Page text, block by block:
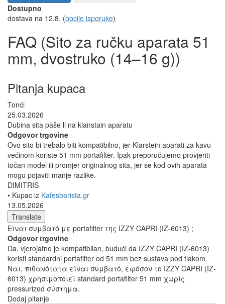
Dostupno
dostava na 12.8. (opcije isporuke)
FAQ (Sito za ručku aparata 51
mm, dvostruko (14–16 g))
Pitanja kupaca
Tonći
25.03.2026
Dubina sita paše li na klairstain aparatu
Odgovor trgovine
Ovo sito bi trebalo biti kompatibilno, jer Klarstein aparati za kavu
većinom koriste 51 mm portafilter. Ipak preporučujemo provjeriti
točan model ili promjer originalnog sita, jer se kod ovih aparata
mogu pojaviti manje razlike.
DIMITRIS
• Kupac iz Kafesbarista.gr
13.05.2026
Translate
Είναι συμβατό με portafilter της IZZY CAPRI (IZ-6013) ;
Odgovor trgovine
Da, vjerojatno je kompatibilan, budući da IZZY CAPRI (IZ-6013)
koristi standardni portafilter od 51 mm bez sustava pod tlakom.
Ναι, πιθανότατα είναι συμβατό, εφόσον το IZZY CAPRI (IZ-
6013) χρησιμοποιεί standard portafilter 51 mm χωρίς
pressurized σύστημα.
Dodaj pitanje